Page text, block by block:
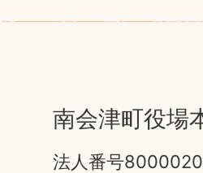
南会津町役場
法人番号